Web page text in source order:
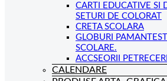
CARTI EDUCATIVE SI
SETURI DE COLORAT
CRETA SCOLARA
GLOBURI
SCOLARE.
ACCSEORII
CALENDARE